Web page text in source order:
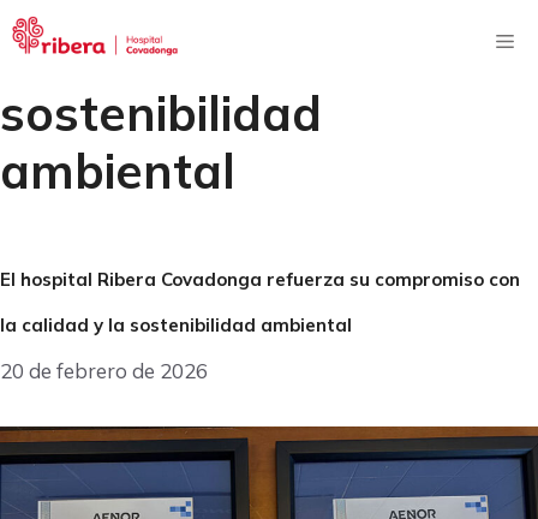
Saltar
al
sostenibilidad
ambiental
El hospital Ribera Covadonga refuerza su compromiso con
la calidad y la sostenibilidad ambiental
20 de febrero de 2026